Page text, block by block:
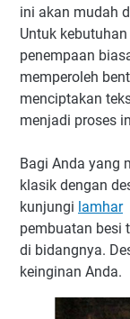
ini akan mudah
Untuk
penempaan
memperoleh
menciptakan
menjadi proses
Bagi Anda yang
klasik dengan
kunjungi lamhar
pembuatan besi
di bidangnya.
keinginan Anda.